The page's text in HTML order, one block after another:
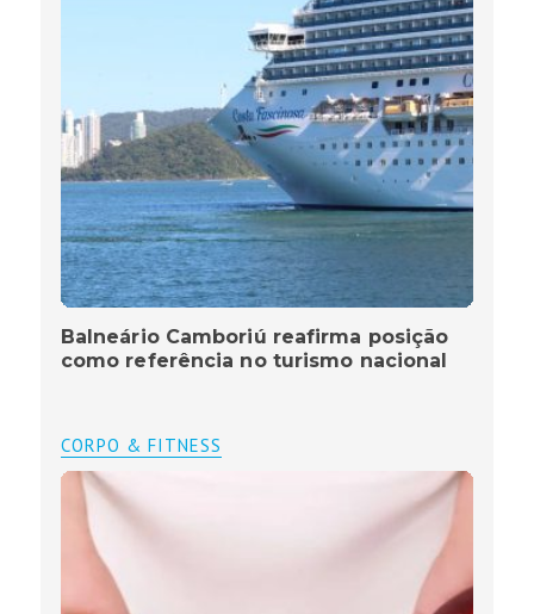
Balneário Camboriú reafirma posição
como referência no turismo nacional
CORPO & FITNESS